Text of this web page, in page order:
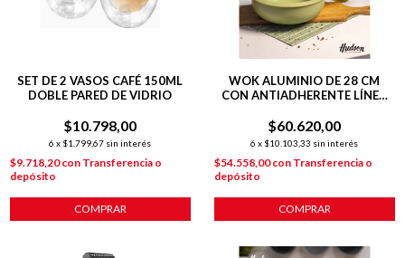
SET DE 2 VASOS CAFÉ 150ML
DOBLE PARED DE VIDRIO
$10.798,00
6 x $1.799,67 sin interés
$9.718,20con Transferencia o
depósito
COMPRAR
WOK ALUMINIO DE 28 CM
CON ANTIADHERENTE LÍNEA
$60.620,00
6 x $10.103,33 sin interés
$54.558,00con Transferencia o
depósito
COMPRAR